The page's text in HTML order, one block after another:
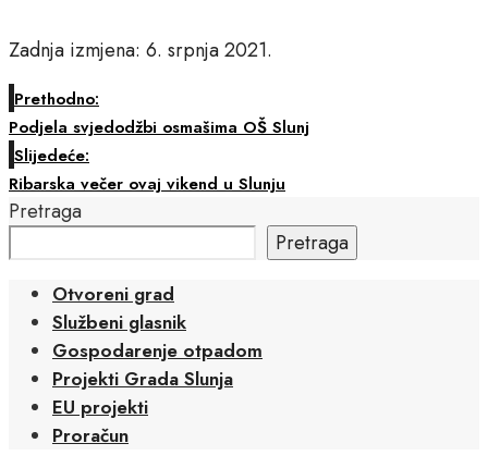
Zadnja izmjena: 6. srpnja 2021.
Prethodno:
Podjela svjedodžbi osmašima OŠ Slunj
Slijedeće:
Ribarska večer ovaj vikend u Slunju
Pretraga
Pretraga
Otvoreni grad
Službeni glasnik
Gospodarenje otpadom
Projekti Grada Slunja
EU projekti
Proračun